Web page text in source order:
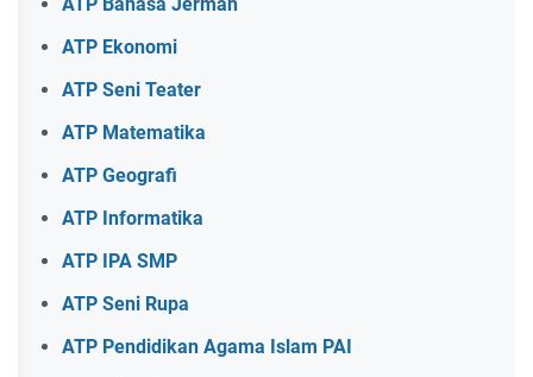
ATP Ekonomi
ATP Seni Teater
ATP Matematika
ATP Geografi
ATP Informatika
ATP IPA SMP
ATP Seni Rupa
ATP Pendidikan Agama Islam PAI